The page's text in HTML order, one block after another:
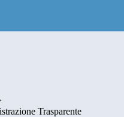
Trasparente